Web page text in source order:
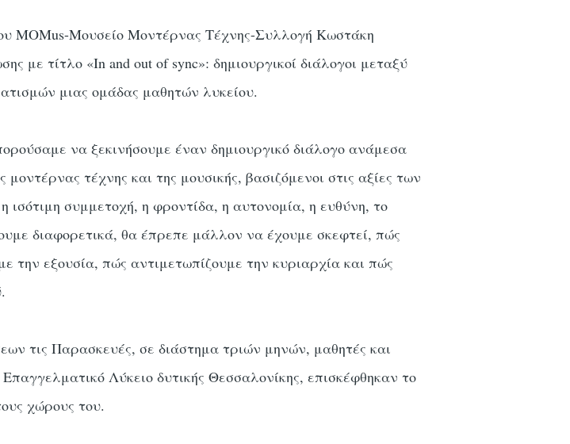
MOMus-Μουσείο Μοντέρνας Τέχνης-Συλλογή Κωστάκη
με τίτλο «In and out of sync»: δημιουργικοί διάλογοι μεταξύ
μιας ομάδας μαθητών λυκείου.
να ξεκινήσουμε έναν δημιουργικό διάλογο ανάμεσα
τέχνης και της μουσικής, βασιζόμενοι στις αξίες των
ισότιμη συμμετοχή, η φροντίδα, η αυτονομία, η ευθύνη, το
διαφορετικά, θα έπρεπε μάλλον να έχουμε σκεφτεί, πώς
την εξουσία, πώς αντιμετωπίζουμε την κυριαρχία και πώς
τις Παρασκευές, σε διάστημα τριών μηνών, μαθητές και
Λύκειο δυτικής Θεσσαλονίκης, επισκέφθηκαν το
χώρους του.